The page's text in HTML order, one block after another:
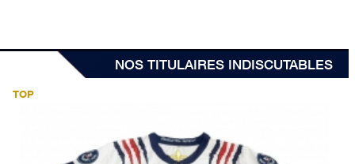
NOS TITULAIRES INDISCUTABLES